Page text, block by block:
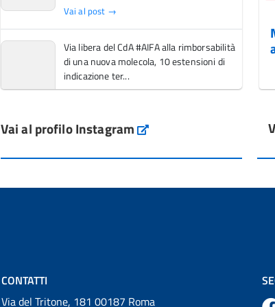
Vai al post →
Via libera del CdA #AIFA alla rimborsabilità
di una nuova molecola, 10 estensioni di
indicazione ter...
L'Italia si conferma tra i primi Paesi europei
dal Servi...
Vai al profilo Instagram Instagram
CONTATTI
Via del Tritone, 181 00187 Roma